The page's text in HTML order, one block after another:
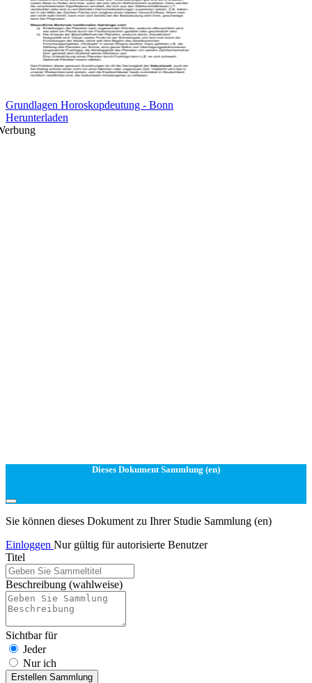
Grundlagen Horoskopdeutung - Bonn
Herunterladen
Dieses Dokument Sammlung (en)
Sie können dieses Dokument zu Ihrer Studie Sammlung (en)
Einloggen Nur gültig für autorisierte Benutzer
Titel
Beschreibung (wahlweise)
Sichtbar für
Jeder
Nur ich
Erstellen Sammlung